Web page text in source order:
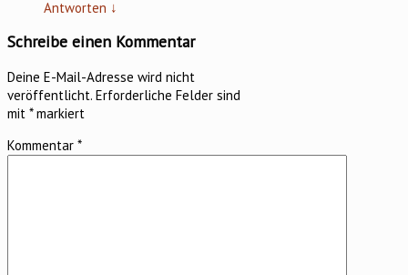
Antworten ↓
Schreibe einen Kommentar
Deine E-Mail-Adresse wird nicht
veröffentlicht. Erforderliche Felder sind
mit *markiert
Kommentar *